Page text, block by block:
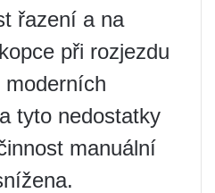
řazení a na
při rozjezdu
moderních
tyto nedostatky
manuální